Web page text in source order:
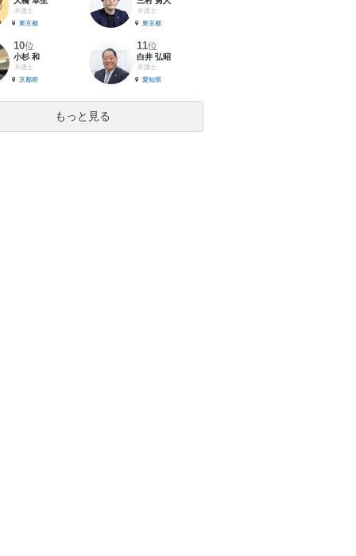
弁護士
東京都
弁護士
東京都
10位
小杉 和
弁護士
京都府
11位
白井 弘昭
弁護士
愛知県
もっと見る